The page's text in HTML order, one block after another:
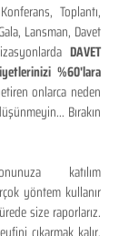
Toplantı,
Lansman, Davet
DAVET
%60'lara
onlarca neden
Bırakın
katılım
yöntem kullanır
size raporlarız.